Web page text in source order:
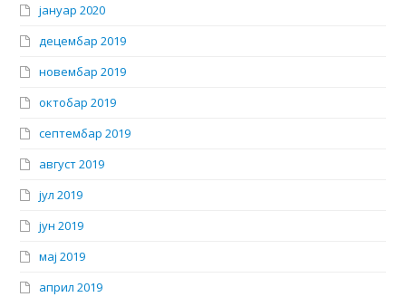
јануар 2020
децембар 2019
новембар 2019
октобар 2019
септембар 2019
август 2019
јул 2019
јун 2019
мај 2019
април 2019